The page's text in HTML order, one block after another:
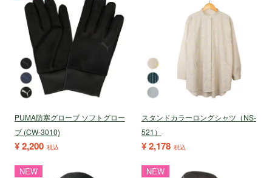
PUMA防寒グローブ ソフトグロー
ブ (CW-3010)
¥2,200 税込
スタンドカラーロングシャツ（NS-
521）
¥2,178 税込
NEW NEW